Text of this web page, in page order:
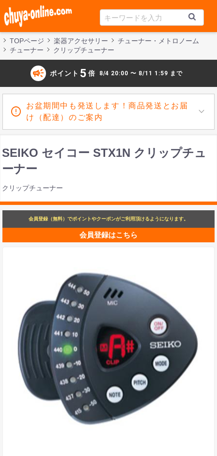
TOPページ 楽器アクセサリー
チューナー・メトロノーム
チューナー
クリップチューナー
campaign ポイント 5 倍 8/4 20:00 〜 8/11 1:59 まで
お盆期間中も発送します！商品発送とお届
け（配達）のご案内
SEIKO セイコー STX1N クリップチュ
ーナー
クリップチューナー
会員登録（無料）でポイントやクーポンがご利用頂けるようになります。
会員登録はこちら